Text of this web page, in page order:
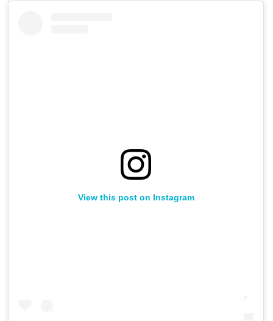
View this post on Instagram